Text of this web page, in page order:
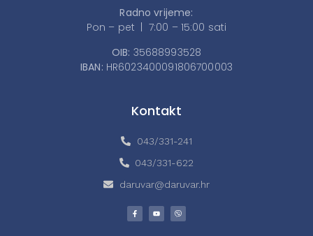
Radno vrijeme:
Pon – pet | 7:00 – 15:00 sati
OIB: 35688993528
IBAN: HR6023400091806700003
Kontakt
043/331-241
043/331-622
daruvar@daruvar.hr